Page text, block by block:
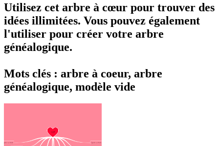
Utilisez cet arbre à cœur pour trouver des
idées illimitées. Vous pouvez également
l'utiliser pour créer votre arbre
généalogique.
Mots clés : arbre à coeur, arbre
généalogique, modèle vide